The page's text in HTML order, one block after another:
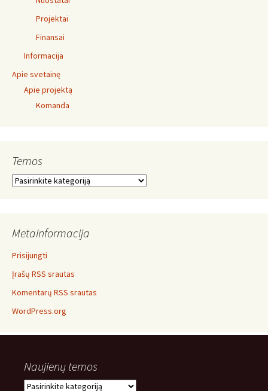
Projektai
Finansai
Informacija
Apie svetainę
Apie projektą
Komanda
Temos
Temos
Metainformacija
Prisijungti
Įrašų RSS srautas
Komentarų RSS srautas
WordPress.org
Naujienų temos
Naujienų